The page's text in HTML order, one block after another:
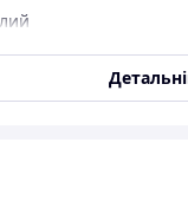
г/м2
50г/м²
способу